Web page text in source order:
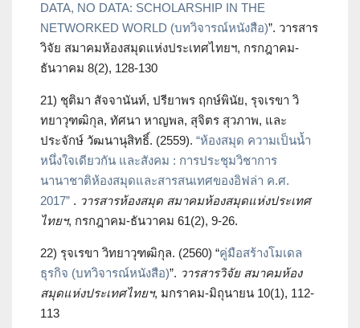
DATA, NO DATA: SCHOLARSHIP IN THE
NETWORKED WORLD (บทวิจารณ์หนังสือ)”. วารสาร
วิจัย สมาคมห้องสมุดแห่งประเทศไทยฯ, กรกฎาคม-
ธันวาคม 8(2), 128-130
21) ชุติมา สัจจานันท์, ปรียาพร ฤกษ์พินัย, รุจเรขา วิ
ทยาวุฑฒิกุล, ทัศนา หาญพล, สุจิตร สุวภาพ, และ
ประจักษ์ วัฒนานุสิทธิ์. (2559). “ห้องสมุด ความเป็นน้ำ
หนึ่งใจเดียวกัน และสังคม : การประชุมวิชาการ
นานาชาติห้องสมุดและสารสนเทศของอิฟล่า ค.ศ.
2017” . วารสารห้องสมุด สมาคมห้องสมุดแห่งประเทศ
ไทยฯ, กรกฎาคม-ธันวาคม 61(2), 9-26.
22) รุจเรขา วิทยาวุฑฒิกุล. (2560) “คู่มือสร้างโมเดล
ธุรกิจ (บทวิจารณ์หนังสือ)”. วารสารวิจัย สมาคมห้อง
สมุดแห่งประเทศไทยฯ, มกราคม-มิถุนายน 10(1), 112-
113